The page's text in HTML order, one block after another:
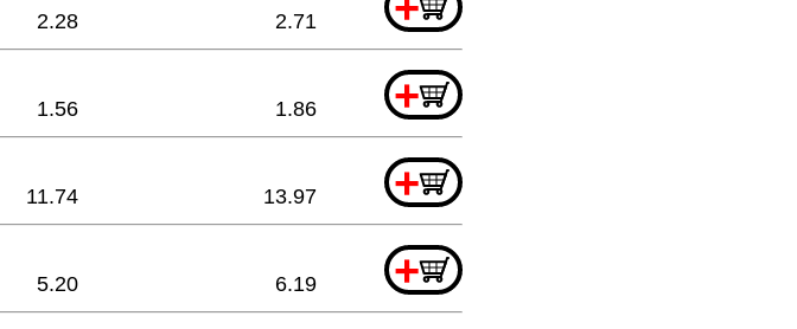
2.28 2.71
+
1.56 1.86
+
11.74 13.97
+
5.20 6.19